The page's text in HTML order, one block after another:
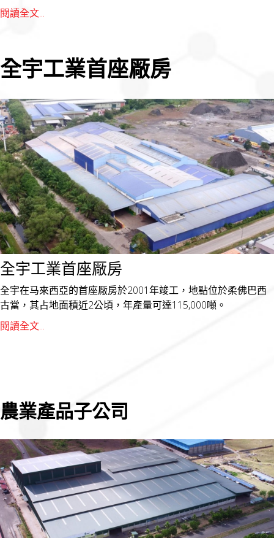
閱讀全文...
全宇工業首座厰房
全宇工業首座厰房
全宇在马來西亞的首座厰房於2001年竣工，地點位於柔佛巴西
古當，其占地面積近2公頃，年產量可達115,000噸。
閱讀全文...
農業產品子公司